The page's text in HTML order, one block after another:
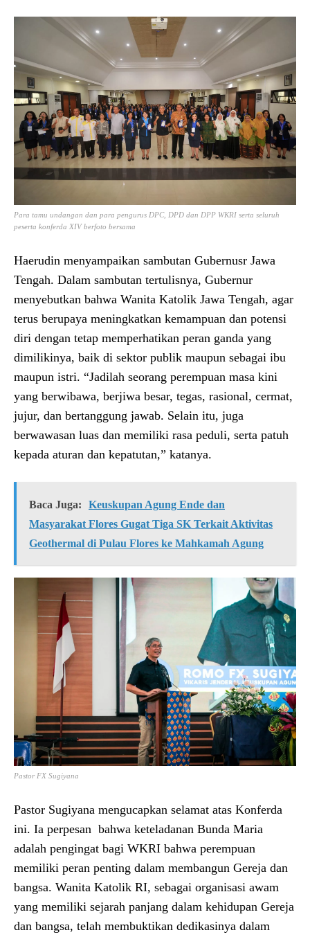
Para tamu undangan dan para pengurus DPC, DPD dan DPP WKRI serta seluruh
peserta konferda XIV berfoto bersama
Haerudin menyampaikan sambutan Gubernusr Jawa
Tengah. Dalam sambutan tertulisnya, Gubernur
menyebutkan bahwa Wanita Katolik Jawa Tengah, agar
terus berupaya meningkatkan kemampuan dan potensi
diri dengan tetap memperhatikan peran ganda yang
dimilikinya, baik di sektor publik maupun sebagai ibu
maupun istri. “Jadilah seorang perempuan masa kini
yang berwibawa, berjiwa besar, tegas, rasional, cermat,
jujur, dan bertanggung jawab. Selain itu, juga
berwawasan luas dan memiliki rasa peduli, serta patuh
kepada aturan dan kepatutan,” katanya.
Baca Juga:
Keuskupan Agung Ende dan
Masyarakat Flores Gugat Tiga SK Terkait Aktivitas
Geothermal di Pulau Flores ke Mahkamah Agung
Pastor FX Sugiyana
Pastor Sugiyana mengucapkan selamat atas Konferda
ini. Ia perpesan bahwa keteladanan Bunda Maria
adalah pengingat bagi WKRI bahwa perempuan
memiliki peran penting dalam membangun Gereja dan
bangsa. Wanita Katolik RI, sebagai organisasi awam
yang memiliki sejarah panjang dalam kehidupan Gereja
dan bangsa, telah membuktikan dedikasinya dalam